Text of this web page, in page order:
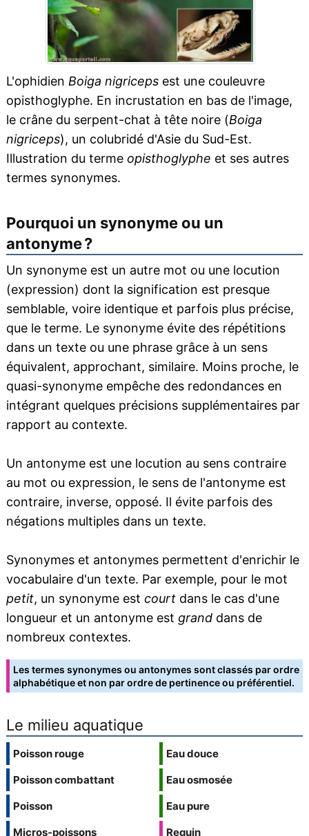
L'ophidien Boiga nigricepsest une couleuvre
opisthoglyphe. En incrustation en bas de l'image,
le crâne du serpent-chat à tête noire (Boiga
nigriceps), un colubridé d'Asie du Sud-Est.
Illustration du terme opisthoglyphe et ses autres
termes synonymes.
Pourquoi un synonyme ou un
antonyme ?
Un synonyme est un autre mot ou une locution
(expression) dont la signification est presque
semblable, voire identique et parfois plus précise,
que le terme. Le synonyme évite des répétitions
dans un texte ou une phrase grâce à un sens
équivalent, approchant, similaire. Moins proche, le
quasi-synonyme empêche des redondances en
intégrant quelques précisions supplémentaires par
rapport au contexte.
Un antonyme est une locution au sens contraire
au mot ou expression, le sens de l'antonyme est
contraire, inverse, opposé. Il évite parfois des
négations multiples dans un texte.
Synonymes et antonymes permettent d'enrichir le
vocabulaire d'un texte. Par exemple, pour le mot
petit, un synonyme est courtdans le cas d'une
longueur et un antonyme est granddans de
nombreux contextes.
Les termes synonymes ou antonymes sont classés par ordre
alphabétique et non par ordre de pertinence ou préférentiel.
Le milieu aquatique
Poisson rouge
Poisson combattant
Poisson
Micros-poissons
Eau douce
Eau osmosée
Eau pure
Requin